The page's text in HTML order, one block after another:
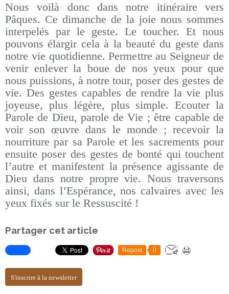
Nous voilà donc dans notre itinéraire vers
Pâques. Ce dimanche de la joie nous sommes
interpelés par le geste. Le toucher. Et nous
pouvons élargir cela à la beauté du geste dans
notre vie quotidienne. Permettre au Seigneur de
venir enlever la boue de nos yeux pour que
nous puissions, à notre tour, poser des gestes de
vie. Des gestes capables de rendre la vie plus
joyeuse, plus légère, plus simple. Ecouter la
Parole de Dieu, parole de Vie ; être capable de
voir son œuvre dans le monde ; recevoir la
nourriture par sa Parole et les sacrements pour
ensuite poser des gestes de bonté qui touchent
l’autre et manifestent la présence agissante de
Dieu dans notre propre vie. Nous traversons
ainsi, dans l’Espérance, nos calvaires avec les
yeux fixés sur le Ressuscité !
Partager cet article
Repost 0
S'inscrire à la newsletter